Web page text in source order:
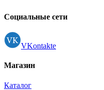
Регистрация
Социальные сети
VKontakte
Магазин
Каталог